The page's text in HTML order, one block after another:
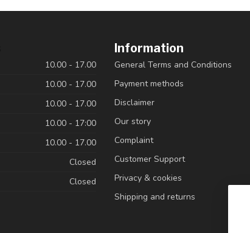
10.00 - 17.00
10.00 - 17.00
10.00 - 17.00
10.00 - 17:00
10.00 - 17.00
Closed
Closed
Information
General Terms and Conditions
Payment methods
Disclaimer
Our story
Complaint
Customer Support
Privacy & cookies
Shipping and returns